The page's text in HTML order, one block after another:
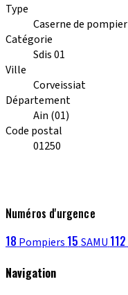
Type
Caserne de pompier
Catégorie
Sdis 01
Ville
Corveissiat
Département
Ain (01)
Code postal
01250
Numéros d'urgence
18 Pompiers 15 SAMU 112
Navigation